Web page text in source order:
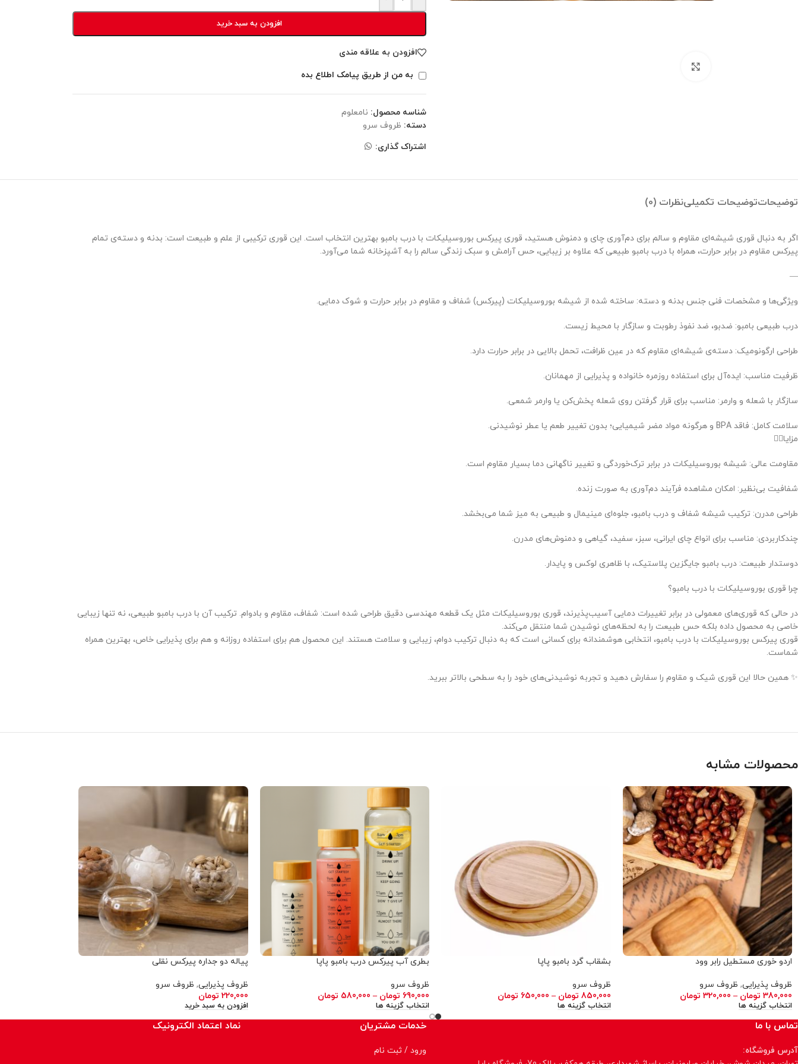
افزودن به سبد خرید
افزودن به علاقه مندی
به من از طریق پیامک اطلاع بده
شناسه محصول: نامعلوم
دسته: ظروف سرو
اشتراک گذاری:
توضیحاتتوضیحات تکمیلینظرات (0)
اگر به دنبال قوری شیشه‌ای مقاوم و سالم برای دم‌آوری چای و دمنوش هستید، قوری پیرکس بوروسیلیکات با درب بامبو بهترین انتخاب است. این قوری ترکیبی از علم و طبیعت است: بدنه و دسته‌ی تمام
پیرکس مقاوم در برابر حرارت، همراه با درب بامبو طبیعی که علاوه بر زیبایی، حس آرامش و سبک زندگی سالم را به آشپزخانه شما می‌آورد.
—
ویژگی‌ها و مشخصات فنی جنس بدنه و دسته: ساخته شده از شیشه بوروسیلیکات (پیرکس) شفاف و مقاوم در برابر حرارت و شوک دمایی.
درب طبیعی بامبو: ضدبو، ضد نفوذ رطوبت و سازگار با محیط زیست.
طراحی ارگونومیک: دسته‌ی شیشه‌ای مقاوم که در عین ظرافت، تحمل بالایی در برابر حرارت دارد.
ظرفیت مناسب: ایده‌آل برای استفاده روزمره خانواده و پذیرایی از مهمانان.
سازگار با شعله و وارمر: مناسب برای قرار گرفتن روی شعله پخش‌کن یا وارمر شمعی.
سلامت کامل: فاقد BPA و هرگونه مواد مضر شیمیایی؛ بدون تغییر طعم یا عطر نوشیدنی.
مزایا👇🏻
مقاومت عالی: شیشه بوروسیلیکات در برابر ترک‌خوردگی و تغییر ناگهانی دما بسیار مقاوم است.
شفافیت بی‌نظیر: امکان مشاهده فرآیند دم‌آوری به صورت زنده.
طراحی مدرن: ترکیب شیشه شفاف و درب بامبو، جلوه‌ای مینیمال و طبیعی به میز شما می‌بخشد.
چندکاربردی: مناسب برای انواع چای ایرانی، سبز، سفید، گیاهی و دمنوش‌های مدرن.
دوستدار طبیعت: درب بامبو جایگزین پلاستیک، با ظاهری لوکس و پایدار.
چرا قوری بوروسیلیکات با درب بامبو؟
در حالی که قوری‌های معمولی در برابر تغییرات دمایی آسیب‌پذیرند، قوری بوروسیلیکات مثل یک قطعه مهندسی دقیق طراحی شده است: شفاف، مقاوم و بادوام. ترکیب آن با درب بامبو طبیعی، نه تنها زیبایی
خاصی به محصول داده بلکه حس طبیعت را به لحظه‌های نوشیدن شما منتقل می‌کند.
قوری پیرکس بوروسیلیکات با درب بامبو، انتخابی هوشمندانه برای کسانی است که به دنبال ترکیب دوام، زیبایی و سلامت هستند. این محصول هم برای استفاده روزانه و هم برای پذیرایی خاص، بهترین همراه
شماست.
✨ همین حالا این قوری شیک و مقاوم را سفارش دهید و تجربه نوشیدنی‌های خود را به سطحی بالاتر ببرید.
محصولات مشابه
اردو خوری مستطیل رابر وود
ظروف پذیرایی, ظروف سرو
380,000 تومان –
320,000 تومان
انتخاب گزینه ها
بشقاب گرد بامبو پاپا
ظروف سرو
850,000 تومان –
650,000 تومان
انتخاب گزینه ها
بطری آب پیرکس درب بامبو پاپا
ظروف سرو
690,000 تومان –
580,000 تومان
انتخاب گزینه ها
پیاله دو جداره پیرکس نقلی
ظروف پذیرایی, ظروف سرو
220,000 تومان
افزودن به سبد خرید
تماس با ما
آدرس فروشگاه:
خدمات مشتریان
ورود / ثبت نام
نماد اعتماد الکترونیک